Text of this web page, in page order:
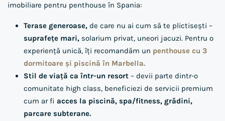
imobiliare pentru penthouse în Spania:
Terase generoase, de care nu ai cum să te plictisești –
suprafețe mari, solarium privat, uneori jacuzi. Pentru o
experiență unică, îți recomandăm un penthouse cu 3
dormitoare și piscină în Marbella.
Stil de viață ca într-un resort – devii parte dintr-o
comunitate high class, beneficiezi de servicii premium
cum ar fi acces la piscină, spa/fitness, grădini,
parcare subterane.